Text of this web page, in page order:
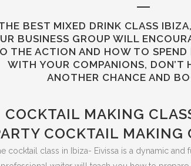
BEST MIXED DRINK CLASS
BUSINESS GROUP WILL
THE ACTION AND HOW TO SPEND
WITH YOUR COMPANIONS, DON’T
ANOTHER CHANCE AND
COCKTAIL MAKING
COCKTAIL MAKING
cocktail class in Ibiza- Eivissa is a dynamic and